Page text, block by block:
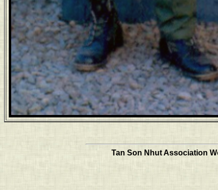
Tan Son Nhut Association